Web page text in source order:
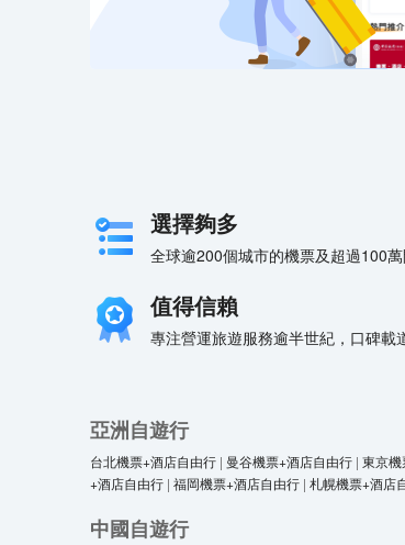
選擇夠多
全球逾200個城市的機票及超過100
值得信賴
專注營運旅遊服務逾半世紀，口碑載
亞洲自遊行
台北機票+酒店自由行 | 曼谷機票+酒店自由行 | 東京
+酒店自由行 | 福岡機票+酒店自由行 | 札幌機票+酒店
中國自遊行